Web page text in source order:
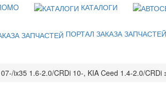
КАТАЛОГИ
ПОРТАЛ ЗАКАЗА ЗАПЧАСТЕЙ
ix35 1.6-2.0/CRDi 10-, KIA Ceed 1.4-2.0/CRDi